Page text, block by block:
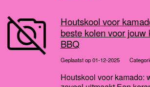
Houtskool voor
beste kolen voor jouw
BBQ
Geplaatst op 01-12-2025
Houtskool voor kamado: